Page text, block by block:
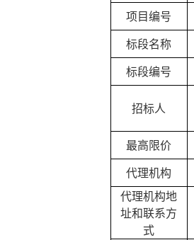
项目编号
标段名称
标段编号
招标人
最高限价
代理机构
代理机构地
址和联系方
式